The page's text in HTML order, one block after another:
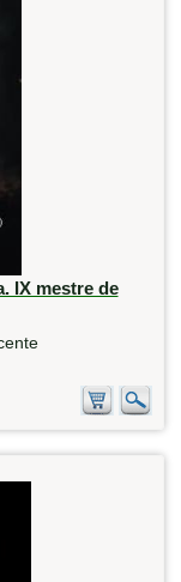
IX mestre de